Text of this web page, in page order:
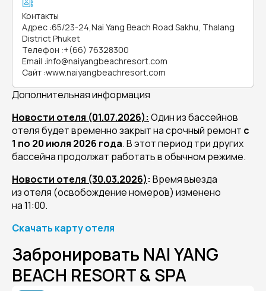
Контакты
Адрес :65/23-24,Nai Yang Beach Road Sakhu, Thalang
District Phuket
Телефон :+(66) 76328300
Email :info@naiyangbeachresort.com
Сайт :www.naiyangbeachresort.com
Дополнительная информация
Новости отеля (01.07.2026): Один из бассейнов
отеля будет временно закрыт на срочный ремонт с
1 по 20 июля 2026 года. В этот период три других
бассейна продолжат работать в обычном режиме.
Новости отеля (30.03.2026): Время выезда
из отеля (освобождение номеров) изменено
на 11:00.
Скачать карту отеля
Забронировать NAI YANG
BEACH RESORT & SPA